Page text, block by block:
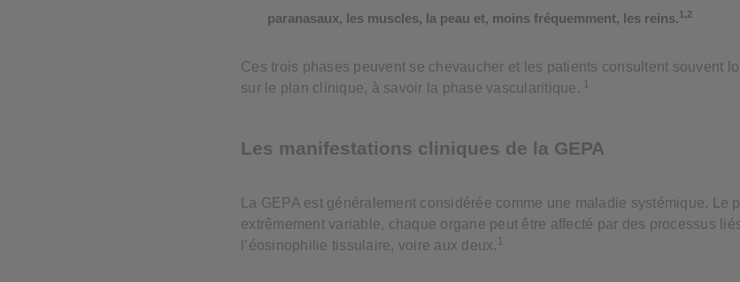
paranasaux, les muscles, la peau et, moins fréquemment, les reins.1,2
Ces trois phases peuvent se chevaucher et les patients consultent souvent
sur le plan clinique, à savoir la phase vascularitique. 1
Les manifestations cliniques de la GEPA
La GEPA est généralement considérée comme une maladie systémique. Le
extrêmement variable, chaque organe peut être affecté par des processus
l’éosinophilie tissulaire, voire aux deux. 1